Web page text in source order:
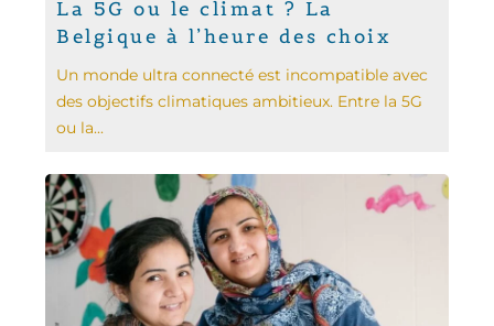
La 5G ou le climat ? La
Belgique à l’heure des choix
Un monde ultra connecté est incompatible avec
des objectifs climatiques ambitieux. Entre la 5G
ou la...